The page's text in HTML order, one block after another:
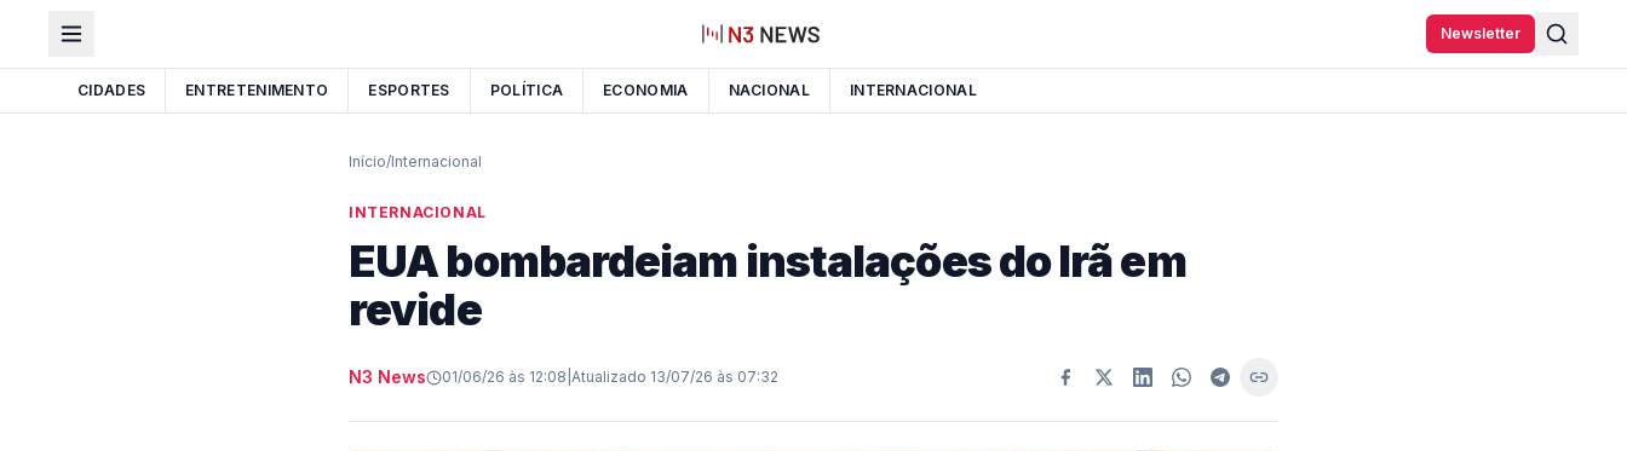
Newsletter
CIDADES ENTRETENIMENTO ESPORTES POLÍTICA ECONOMIA NACIONAL INTERNACIONAL
Início/Internacional
INTERNACIONAL
EUA bombardeiam instalações do Irã em
revide
N3 News 01/06/26 às 12:08 Atualizado 13/07/26 às 07:32